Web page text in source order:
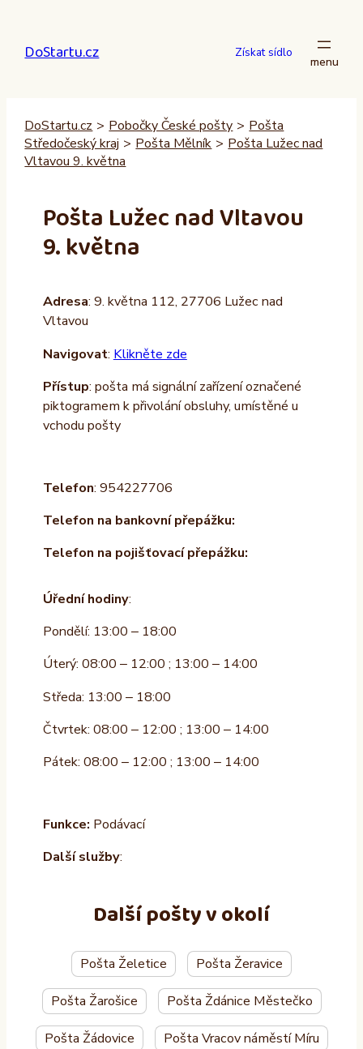
obsah
DoStartu.cz Získat sídlo
DoStartu.cz > Pobočky České pošty > Pošta
Středočeský kraj > Pošta Mělník > Pošta Lužec nad
Vltavou 9. května
Pošta Lužec nad Vltavou
9. května
Adresa: 9. května 112, 27706 Lužec nad
Vltavou
Navigovat: Klikněte zde
Přístup: pošta má signální zařízení označené
piktogramem k přivolání obsluhy, umístěné u
vchodu pošty
Telefon: 954227706
Telefon na bankovní přepážku:
Telefon na pojišťovací přepážku:
Úřední hodiny:
Pondělí: 13:00 – 18:00
Úterý: 08:00 – 12:00 ; 13:00 – 14:00
Středa: 13:00 – 18:00
Čtvrtek: 08:00 – 12:00 ; 13:00 – 14:00
Pátek: 08:00 – 12:00 ; 13:00 – 14:00
Funkce: Podávací
Další služby:
Další pošty v okolí
Pošta Želetice Pošta Žeravice
Pošta Žarošice Pošta Ždánice Městečko
Pošta Žádovice Pošta Vracov náměstí Míru